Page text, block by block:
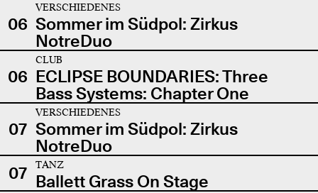
06
VERSCHIEDENES
Sommer im Südpol: Zirkus
NotreDuo
06
CLUB
ECLIPSE BOUNDARIES: Three
Bass Systems: Chapter One
07
VERSCHIEDENES
Sommer im Südpol: Zirkus
NotreDuo
07
TANZ
Ballett Grass On Stage